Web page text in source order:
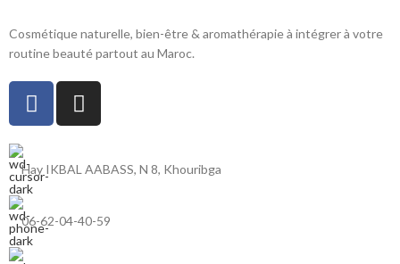
Cosmétique naturelle, bien-être & aromathérapie à intégrer à votre
routine beauté partout au Maroc.
Hay IKBAL AABASS, N 8, Khouribga
06-62-04-40-59